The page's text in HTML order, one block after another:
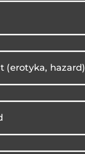
(erotyka, hazard)